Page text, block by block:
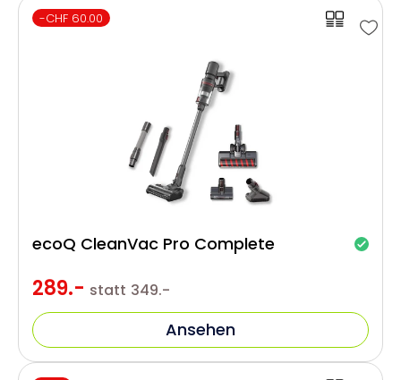
-CHF 60.00
289.- statt 349.-
ecoQ CleanVac Pro Complete
Ansehen